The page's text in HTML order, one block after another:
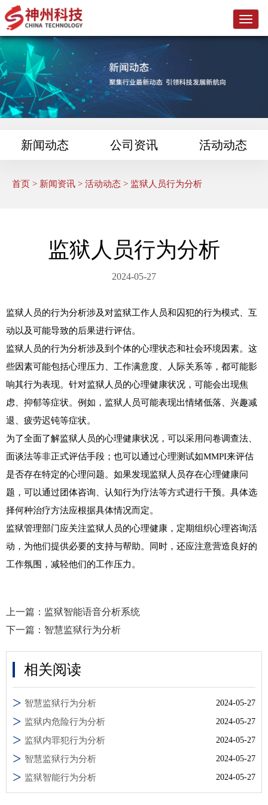
L
o
新闻动态 公司资讯 活动动态
首页 > 新闻资讯 > 活动动态 > 监狱人员行为分析
监狱人员行为分析
2024-05-27
监狱人员的行为分析涉及对监狱工作人员和囚犯的行为模式、互
动以及可能导致的后果进行评估。
监狱人员的行为分析涉及到个体的心理状态和社会环境因素。这
些因素可能包括心理压力、工作满意度、人际关系等，都可能影
响其行为表现。针对监狱人员的心理健康状况，可能会出现焦
虑、抑郁等症状。例如，监狱人员可能表现出情绪低落、兴趣减
退、疲劳迟钝等症状。
为了全面了解监狱人员的心理健康状况，可以采用问卷调查法、
面谈法等非正式评估手段；也可以通过心理测试如MMPI来评估
是否存在特定的心理问题。如果发现监狱人员存在心理健康问
题，可以通过团体咨询、认知行为疗法等方式进行干预。具体选
择何种治疗方法应根据具体情况而定。
监狱管理部门应关注监狱人员的心理健康，定期组织心理咨询活
动，为他们提供必要的支持与帮助。同时，还应注意营造良好的
工作氛围，减轻他们的工作压力。
上一篇： 监狱智能语音分析系统
下一篇： 智慧监狱行为分析
相关阅读
智慧监狱行为分析 2024-05-27
监狱内危险行为分析 2024-05-27
监狱内罪犯行为分析 2024-05-27
智慧监狱行为分析 2024-05-27
监狱智能行为分析 2024-05-27